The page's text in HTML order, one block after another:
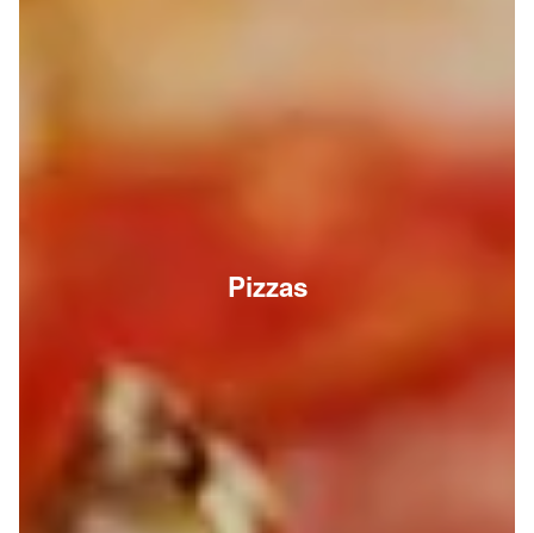
Pizzas